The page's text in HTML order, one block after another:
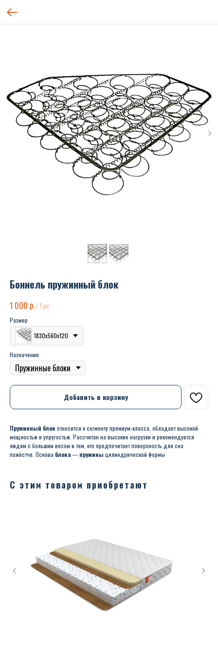
Боннель пружинный блок
1 000 р./1 pc
Размер
1830х560х120
Назначение
Добавить в корзину
Пружинный блокотносится к сегменту премиум-класса, обладает высокой
мощностью и упругостью. Рассчитан на высокие нагрузки и рекомендуется
людям с большим весом и тем, кто предпочитает поверхность для сна
пожёстче. Основа блока— пружины цилиндрической формы
С этим товаром приобретают